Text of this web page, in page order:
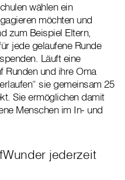
wählen ein
möchten und
zum Beispiel Eltern,
jede gelaufene Runde
Läuft eine
Runden und ihre Oma
sie gemeinsam 25
Sie ermöglichen damit
Menschen im In- und
jederzeit